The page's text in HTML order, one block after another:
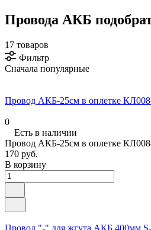
Провода АКБ
17 товаров
Фильтр
Сначала популярные
Провод АКБ-25см в оплетке
0
Есть в наличии
Провод АКБ-25см в оплетке
170 руб.
В корзину
Провод "-" для жгута АКБ 400мм